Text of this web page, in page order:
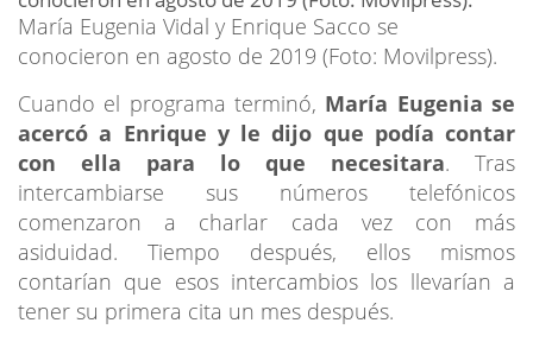
María Eugenia Vidal y Enrique Sacco se
conocieron en agosto de 2019 (Foto: Movilpress).
Cuando el programa terminó, María Eugenia se
acercó a Enrique y le dijo que podía contar
con ella para lo que necesitara. Tras
intercambiarse sus números telefónicos
comenzaron a charlar cada vez con más
asiduidad. Tiempo después, ellos mismos
contarían que esos intercambios los llevarían a
tener su primera cita un mes después.